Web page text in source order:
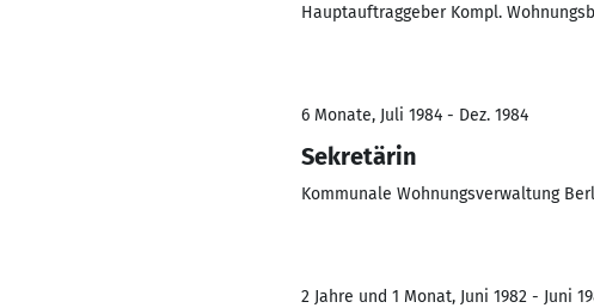
Hauptauftraggeber Kompl.
6 Monate, Juli 1984 - Dez. 1984
Sekretärin
Kommunale Wohnungsverwaltung
2 Jahre und 1 Monat, Juni 1982 - Juni